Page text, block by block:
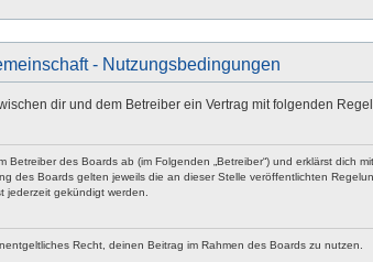
- Nutzungsbedingungen
dir und dem Betreiber ein Vertrag mit folgenden
des Boards ab (im Folgenden „Betreiber“) und erklärst dich
des Boards gelten jeweils die an dieser Stelle veröffentlichten
gekündigt werden.
Recht, deinen Beitrag im Rahmen des Boards zu nutzen.